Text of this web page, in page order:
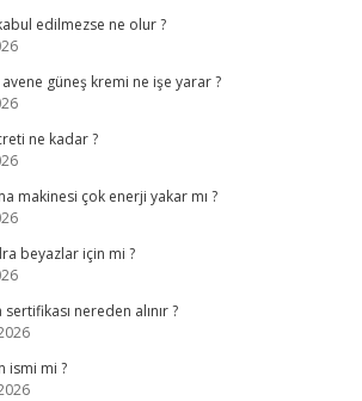
edilmezse ne olur ?
güneş kremi ne işe yarar ?
ne kadar ?
makinesi çok enerji yakar mı ?
beyazlar için mi ?
nereden alınır ?
ismi mi ?